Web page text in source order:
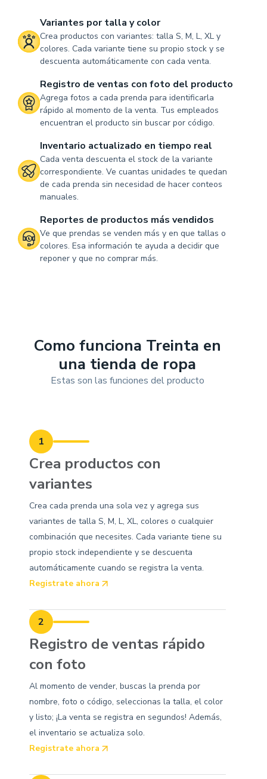
Variantes por talla y color
Crea productos con variantes: talla S, M, L, XL y
colores. Cada variante tiene su propio stock y se
descuenta automáticamente con cada venta.
Registro de ventas con foto del producto
Agrega fotos a cada prenda para identificarla
rápido al momento de la venta. Tus empleados
encuentran el producto sin buscar por código.
Inventario actualizado en tiempo real
Cada venta descuenta el stock de la variante
correspondiente. Ve cuantas unidades te quedan
de cada prenda sin necesidad de hacer conteos
manuales.
Reportes de productos más vendidos
Ve que prendas se venden más y en que tallas o
colores. Esa información te ayuda a decidir que
reponer y que no comprar más.
Como funciona Treinta en
una tienda de ropa
Estas son las funciones del producto
1
Crea productos con
variantes
Crea cada prenda una sola vez y agrega sus
variantes de talla S, M, L, XL, colores o cualquier
combinación que necesites. Cada variante tiene su
propio stock independiente y se descuenta
automáticamente cuando se registra la venta.
Registrate ahora
2
Registro de ventas rápido
con foto
Al momento de vender, buscas la prenda por
nombre, foto o código, seleccionas la talla, el color
y listo; ¡La venta se registra en segundos! Además,
el inventario se actualiza solo.
Registrate ahora